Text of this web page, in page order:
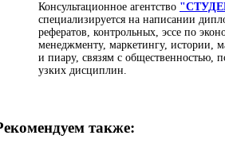
Консультационное агентство
специализируется на написании
рефератов, контрольных, эссе по
менеджменту, маркетингу, истории,
и пиару, связям с общественностью,
узких дисциплин.
также: